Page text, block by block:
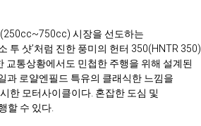
시장을 선도하는
투 샷’처럼 진한 풍미의 헌터 350(HNTR 350)
교통상황에서도 민첩한 주행을 위해 설계된
과 로얄엔필드 특유의 클래식한 느낌을
한 모터사이클이다. 혼잡한 도심 및
할 수 있다.